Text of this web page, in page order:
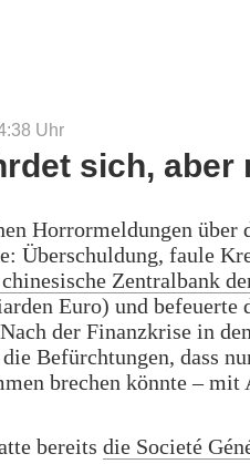
Uhr
sich, aber
Horrormeldungen über
Überschuldung, faule
Zentralbank
Euro) und befeuerte
der Finanzkrise in
Befürchtungen, dass
brechen könnte –
bereits die Societé